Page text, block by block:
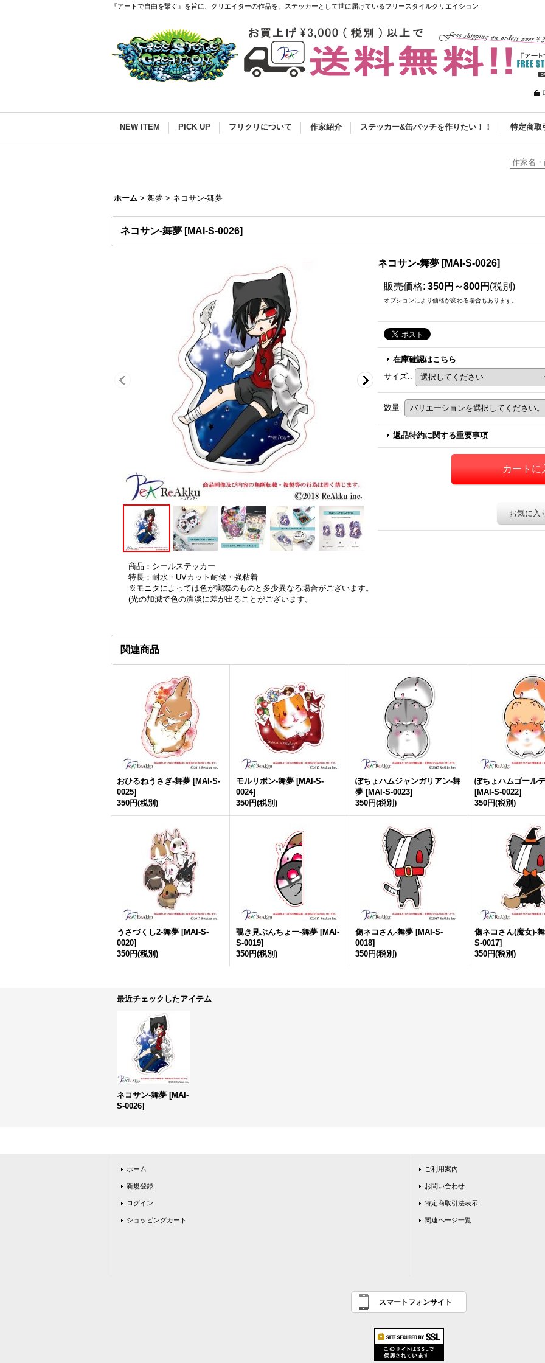
『アートで自由を繋ぐ』を旨に、クリエイターの作品を、ステッカーとして世に届けているフリースタイルクリエイション
NEW ITEM PICK UP フリクリについて 作家紹介 ステッカー&缶バッチを作りたい！！ 特定商取
ホーム > 舞夢 > ネコサン-舞夢
ネコサン-舞夢 [MAI-S-0026]
ネコサン-舞夢 [MAI-S-0026]
販売価格: 350円～800円 (税別)
オプションにより価格が変わる場合もあります。
在庫確認はこちら
サイズ::
数量:
返品特約に関する重要事項
お気に入
商品：シールステッカー
特長：耐水・UVカット耐候・強粘着
※モニタによっては色が実際のものと多少異なる場合がございます。
(光の加減で色の濃淡に差が出ることがございます。
関連商品
おひるねうさぎ-舞夢 [MAI-S-
0025]
350円(税別)
モルリボン-舞夢 [MAI-S-
0024]
350円(税別)
ぽちょハムジャンガリアン-舞
夢 [MAI-S-0023]
350円(税別)
ぽちょハムゴール
[MAI-S-0022]
350円(税別)
うさづくし2-舞夢 [MAI-S-
0020]
350円(税別)
覗き見ぶんちょー-舞夢 [MAI-
S-0019]
350円(税別)
傷ネコさん-舞夢 [MAI-S-
0018]
350円(税別)
傷ネコさん(魔女)-
S-0017]
350円(税別)
最近チェックしたアイテム
ネコサン-舞夢 [MAI-
S-0026]
ホーム
新規登録
ログイン
ショッピングカート
ご利用案内
お問い合わせ
特定商取引法表示
関連ページ一覧
スマートフォンサイト